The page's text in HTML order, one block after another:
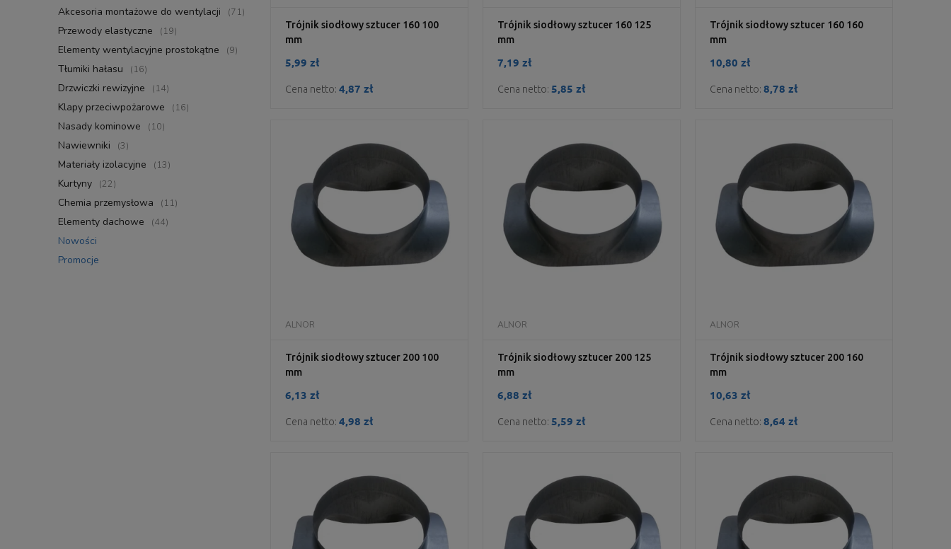
Akcesoria montażowe do wentylacji (71)
Przewody elastyczne (19)
Elementy wentylacyjne prostokątne (9)
Tłumiki hałasu (16)
Drzwiczki rewizyjne (14)
Klapy przeciwpożarowe (16)
Nasady kominowe (10)
Nawiewniki (3)
Materiały izolacyjne (13)
Kurtyny (22)
Chemia przemysłowa (11)
Elementy dachowe (44)
Nowości
Promocje
Trójnik siodłowy sztucer 160 100
mm
5,99 zł
Cena netto: 4,87 zł
Trójnik siodłowy sztucer 160 125
mm
7,19 zł
Cena netto: 5,85 zł
Trójnik siodłowy sztucer 160 160
mm
10,80 zł
Cena netto: 8,78 zł
Trójnik siodłowy sztucer 200 100
mm
ALNOR
6,13 zł
Cena netto: 4,98 zł
Trójnik siodłowy sztucer 200 125
mm
ALNOR
6,88 zł
Cena netto: 5,59 zł
Trójnik siodłowy sztucer 200 160
mm
ALNOR
10,63 zł
Cena netto: 8,64 zł